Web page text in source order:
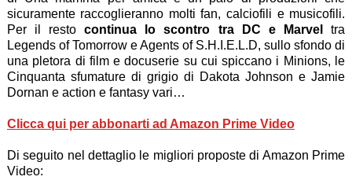
sicuramente raccoglieranno molti fan, calciofili e musicofili.
Per il restocontinua lo scontro tra DC e Marveltra
Legends of Tomorrow e Agents of S.H.I.E.L.D, sullo sfondo di
una pletora di film e docuserie su cui spiccano i Minions, le
Cinquanta sfumature di grigio di Dakota Johnson e Jamie
Dornan e action e fantasy vari…
Clicca qui per abbonarti ad Amazon Prime Video
Di seguito nel dettaglio le migliori proposte di Amazon Prime
Video: